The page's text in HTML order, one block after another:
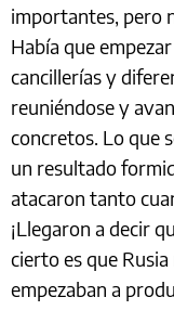
importantes, pero
Había que
cancillerías y
reuniéndose y
concretos. Lo que
un resultado
atacaron tanto
¡Llegaron a decir
cierto es que
empezaban a